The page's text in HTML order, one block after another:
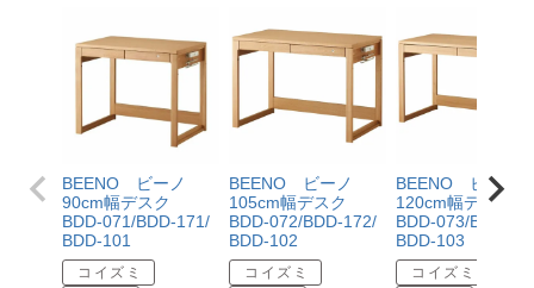
BEENO ビーノ
90cm幅デスク
BDD-071/BDD-171/
BDD-101
コイズミ
BEENO ビーノ
105cm幅デスク
BDD-072/BDD-172/
BDD-102
コイズミ
BEENO ビーノ
120cm幅デスク
BDD-073/BDD-
BDD-103
コイズミ